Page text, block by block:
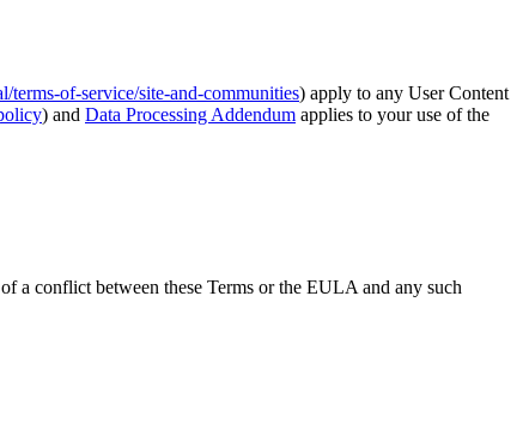
terms-of-service/site-and-communities) apply to any User Content
) and Data Processing Addendum applies to your use of the
a conflict between these Terms or the EULA and any such